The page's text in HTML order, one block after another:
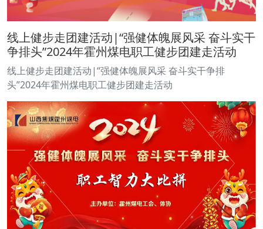
线上健步走团建活动|“强健体魄展风采 奋斗实干
争排头”2024年霍州煤电职工健步团建走活动
线上健步走团建活动|“强健体魄展风采 奋斗实干争排
头”2024年霍州煤电职工健步团建走活动